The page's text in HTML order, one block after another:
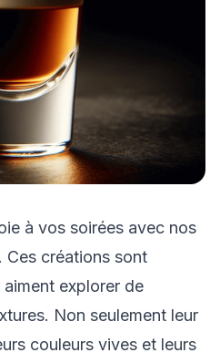
à vos soirées avec nos
Ces créations sont
explorer de
Non seulement leur
couleurs vives et leurs